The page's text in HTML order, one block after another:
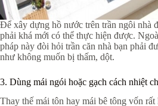
Để xây dựng hồ nước trên trần ngôi nhà
phải khá mới có thể thực hiện được.
pháp này đòi hỏi trần căn nhà bạn phải
như không muốn bị thấm, dột.
3. Dùng mái ngói hoặc gạch cách nhiệt
Thay thế mái tôn hay mái bê tông vốn